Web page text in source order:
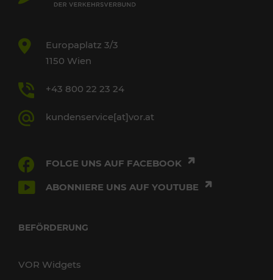
Europaplatz 3/3
1150 Wien
+43 800 22 23 24
kundenservice[at]vor.at
FOLGE UNS AUF FACEBOOK
ABONNIERE UNS AUF YOUTUBE
BEFÖRDERUNG
VOR Widgets